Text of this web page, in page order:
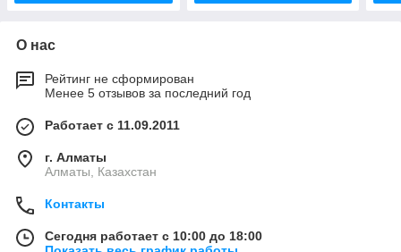
О нас
Рейтинг не сформирован
Менее 5 отзывов за последний год
Работает с 11.09.2011
г. Алматы
Алматы, Казахстан
Контакты
Сегодня работает с 10:00 до 18:00